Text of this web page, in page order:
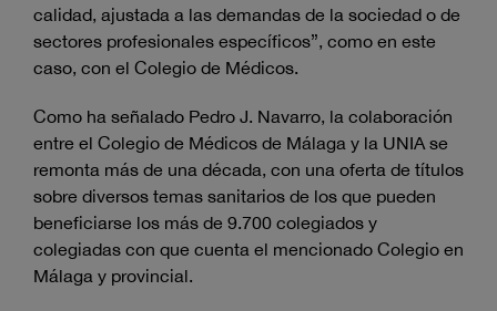
calidad, ajustada a las demandas de la sociedad o de
sectores profesionales específicos”, como en este
caso, con el Colegio de Médicos.
Como ha señalado Pedro J. Navarro, la colaboración
entre el Colegio de Médicos de Málaga y la UNIA se
remonta más de una década, con una oferta de títulos
sobre diversos temas sanitarios de los que pueden
beneficiarse los más de 9.700 colegiados y
colegiadas con que cuenta el mencionado Colegio en
Málaga y provincial.